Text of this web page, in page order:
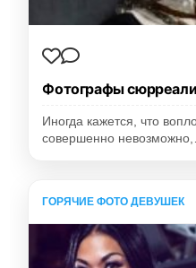
Фотографы
Иногда кажется, что
совершенно
ГОРЯЧИЕ ФОТО ДЕВУШЕК